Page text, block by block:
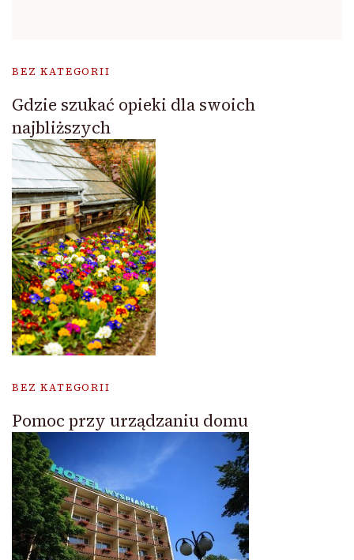
BEZ KATEGORII
Gdzie szukać opieki dla swoich
najbliższych
BEZ KATEGORII
Pomoc przy urządzaniu domu